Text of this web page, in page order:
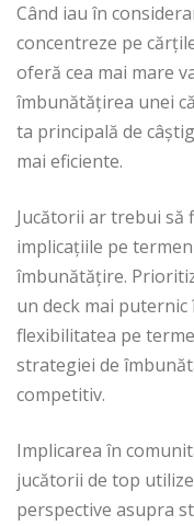
Când iau în
concentreze pe
oferă cea mai mare
îmbunătățirea unei
ta principală de
mai eficiente.
Jucătorii ar trebui să
implicațiile pe
îmbunătățire.
un deck mai
flexibilitatea pe
strategiei de
competitiv.
Implicarea în
jucătorii de top
perspective asupra